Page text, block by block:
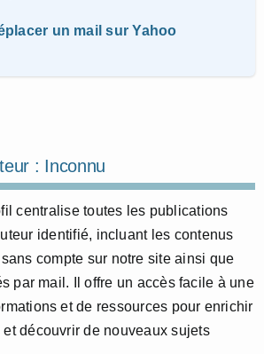
un mail sur Yahoo
: Inconnu
centralise toutes les publications
identifié, incluant les contenus
compte sur notre site ainsi que
par mail. Il offre un accès facile à une
et de ressources pour enrichir
découvrir de nouveaux sujets